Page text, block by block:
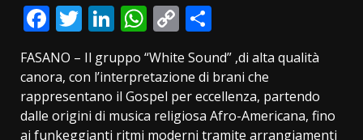
Facebook
Twitter
LinkedIn
WhatsApp
Copy
Link
FASANO – Il gruppo “White Sound” ,di alta qualità
canora, con l’interpretazione di brani che
rappresentano il Gospel per eccellenza, partendo
dalle origini di musica religiosa Afro-Americana, fino
ai funkeggianti ritmi moderni tramite arrangiamenti